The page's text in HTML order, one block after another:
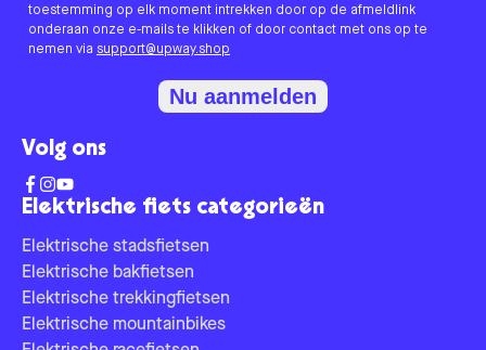
Elektrische fiets categorieën
Elektrische stadsfietsen
Elektrische bakfietsen
Elektrische trekkingfietsen
Elektrische mountainbikes
toestemming op elk moment intrekken door op de afmeldlink
onderaan onze e-mails te klikken of door contact met ons op te
nemen via support@upway.shop
Nu aanmelden
Volg ons